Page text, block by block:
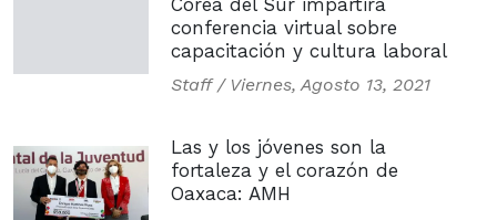
Corea del Sur impartirá
conferencia virtual sobre
capacitación y cultura laboral
Staff / Viernes, Agosto 13, 2021
Las y los jóvenes son la
fortaleza y el corazón de
Oaxaca: AMH